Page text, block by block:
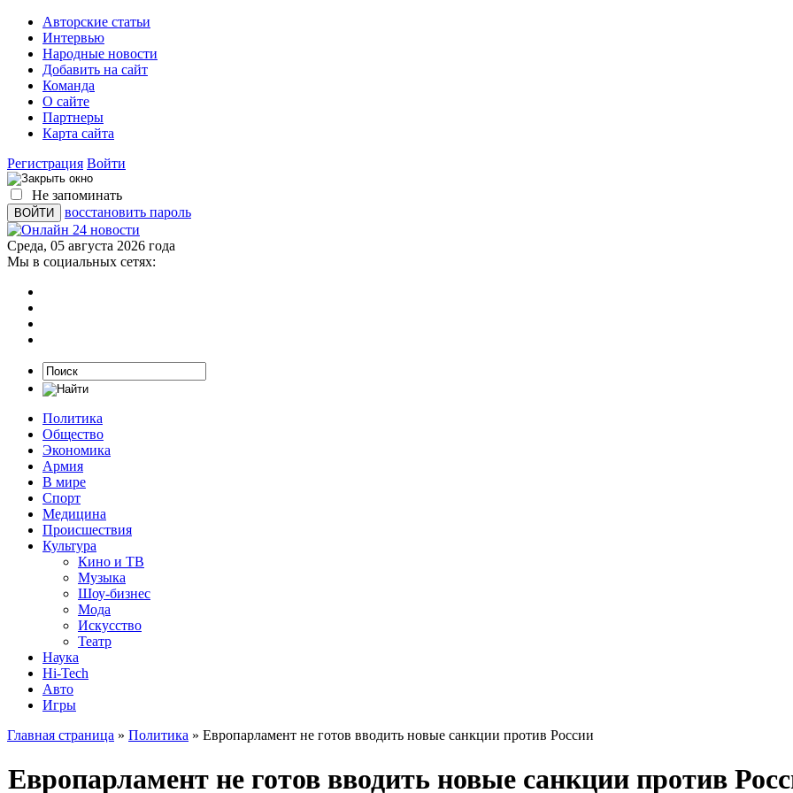
Авторские статьи
Интервью
Народные новости
Добавить на сайт
Команда
О сайте
Партнеры
Карта сайта
Регистрация Войти
Не запоминать
восстановить пароль
Среда, 05 августа 2026 года
Мы в социальных сетях:
Политика
Общество
Экономика
Армия
В мире
Спорт
Медицина
Происшествия
Культура
Кино и ТВ
Музыка
Шоу-бизнес
Мода
Искусство
Театр
Наука
Hi-Tech
Авто
Игры
Главная страница » Политика » Европарламент не готов вводить новые санкции против России
Европарламент не готов вводить новые санкции против